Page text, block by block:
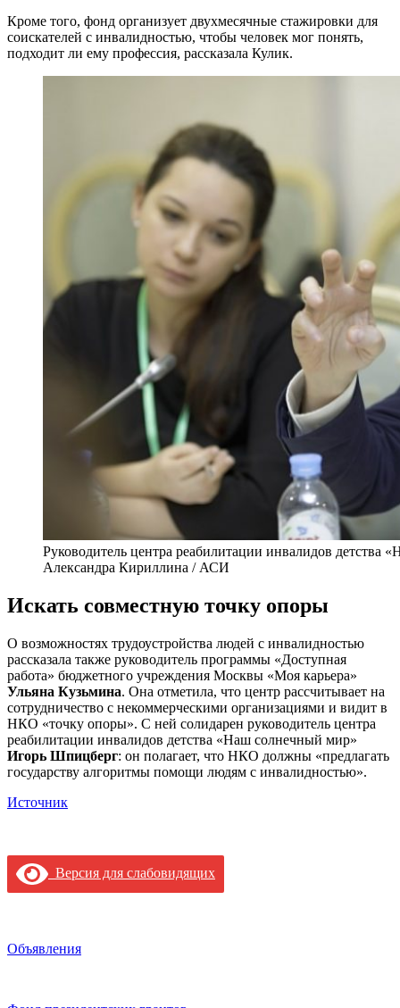
Кроме того, фонд организует двухмесячные стажировки для
соискателей с инвалидностью, чтобы человек мог понять,
подходит ли ему профессия, рассказала Кулик.
Руководитель центра реабилитации инвалидов
Александра Кириллина / АСИ
Искать совместную точку опоры
О возможностях трудоустройства людей с инвалидностью
рассказала также руководитель программы «Доступная
работа» бюджетного учреждения Москвы «Моя карьера»
Ульяна Кузьмина. Она отметила, что центр рассчитывает на
сотрудничество с некоммерческими организациями и видит в
НКО «точку опоры». С ней солидарен руководитель центра
реабилитации инвалидов детства «Наш солнечный мир»
Игорь Шпицберг: он полагает, что НКО должны «предлагать
государству алгоритмы помощи людям с инвалидностью».
Источник
Версия для слабовидящих
Объявления